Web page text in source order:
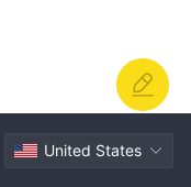
United States